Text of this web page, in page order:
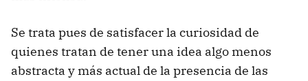
Se trata pues de satisfacer la curiosidad de
quienes tratan de tener una idea algo menos
abstracta y más actual de la presencia de las